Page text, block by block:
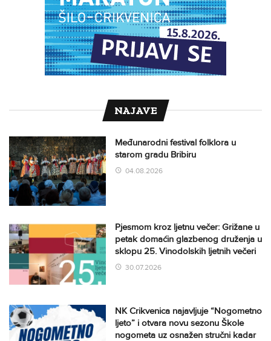
NAJAVE
Međunarodni festival folklora u
starom gradu Bribiru
04.08.2026
Pjesmom kroz ljetnu večer: Grižane u
petak domaćin glazbenog druženja u
sklopu 25. Vinodolskih ljetnih večeri
30.07.2026
NK Crikvenica najavljuje “Nogometno
ljeto” i otvara novu sezonu Škole
nogometa uz osnažen stručni kadar